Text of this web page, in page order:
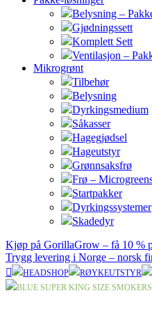
Belysning –
Gjødningssett
Komplett Sett
Ventilasjon –
Mikrogrønt
Tilbehør
Belysning
Dyrkingsmedium
Såkasser
Hagegjødsel
Hageutstyr
Grønnsaksfrø
Frø –
Startpakker
Dyrkingssystemer
Skadedyr
Kjøp på GorillaGrow – få 10 %
Trygg levering i Norge – norsk
HEADSHOP RØYKEUTSTYR
BLUE SUPER KING SIZE